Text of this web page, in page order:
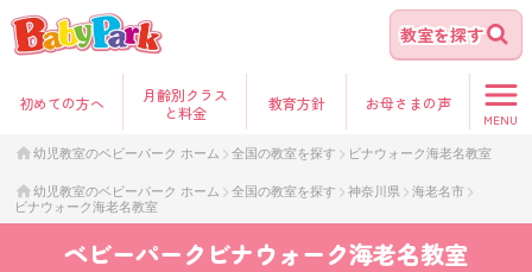
教室を探す
初めての方へ
月齢別クラス
と料金
教育方針 お母さまの声
MENU
幼児教室のベビーパーク ホーム 全国の教室を探す ビナウォーク海老名教室
幼児教室のベビーパーク ホーム 全国の教室を探す 神奈川県
海老名市
ビナウォーク海老名教室
ベビーパーク ビナウォーク海老名教室